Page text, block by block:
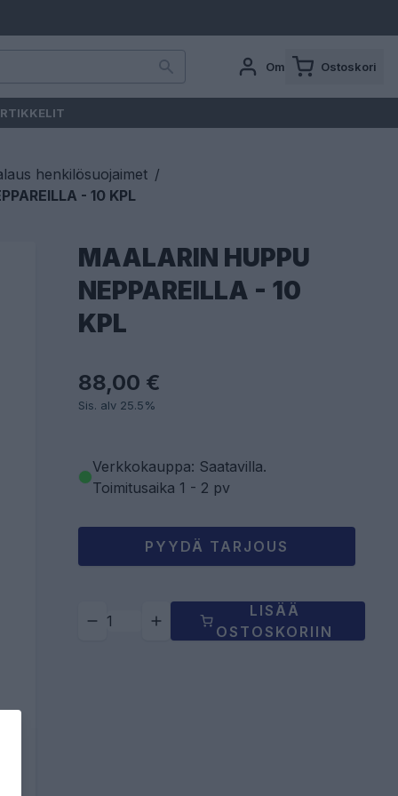
Oma tili Ostoskori
henkilösuojaimet /
- 10 KPL
MAALARIN HUPPU
NEPPAREILLA - 10
KPL
88,00 €
Sis. alv 25.5%
Verkkokauppa: Saatavilla.
Toimitusaika 1 - 2 pv
PYYDÄ TARJOUS
LISÄÄ
OSTOSKORIIN